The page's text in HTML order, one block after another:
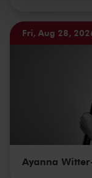
Fri, Aug 28,
Ayanna